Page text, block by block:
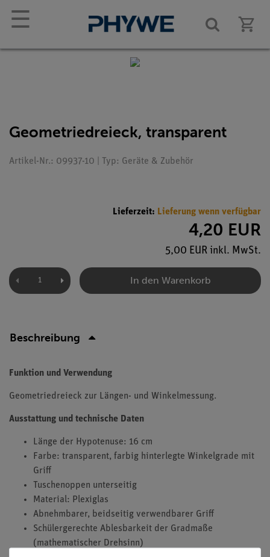
☰
Geometriedreieck, transparent
Artikel-Nr.: 09937-10 | Typ: Geräte & Zubehör
Lieferzeit: Lieferung wenn verfügbar
4,20 EUR
5,00 EUR inkl. MwSt.
In den Warenkorb
Beschreibung
Funktion und Verwendung
Geometriedreieck zur Längen- und Winkelmessung.
Ausstattung und technische Daten
Länge der Hypotenuse: 16 cm
Farbe: transparent, farbig hinterlegte Winkelgrade mit
Griff
Tuschenoppen unterseitig
Material: Plexiglas
Abnehmbarer, beidseitig verwendbarer Griff
Schülergerechte Ablesbarkeit der Gradmaße
(mathematischer Drehsinn)